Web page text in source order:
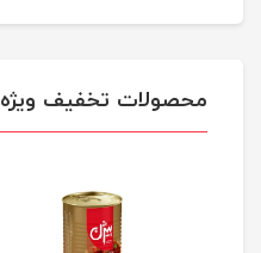
محصولات تخفیف ویژه